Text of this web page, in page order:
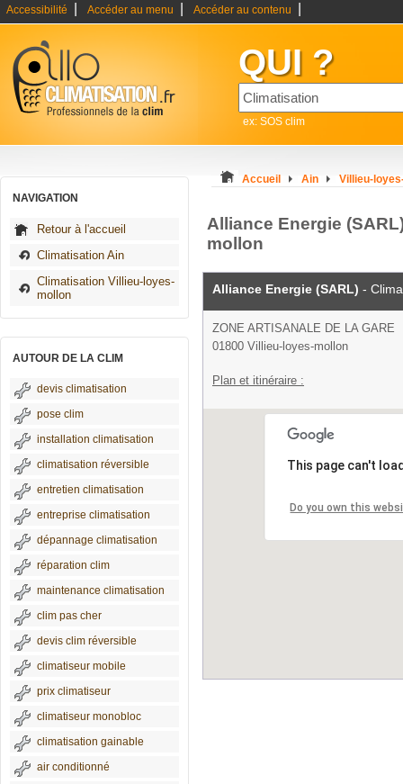
Accessibilité Accéder au menu Accéder au contenu
QUI ?
ex: SOS clim
NAVIGATION
Retour à l'accueil
Climatisation Ain
Climatisation Villieu-loyes-
mollon
AUTOUR DE LA CLIM
devis climatisation
pose clim
installation climatisation
climatisation réversible
entretien climatisation
entreprise climatisation
dépannage climatisation
réparation clim
maintenance climatisation
clim pas cher
devis clim réversible
climatiseur mobile
prix climatiseur
climatiseur monobloc
climatisation gainable
air conditionné
Accueil Ain Villieu-
Alliance Energie
mollon
Alliance Energie (SARL) -
ZONE ARTISANALE DE LA GARE
01800 Villieu-loyes-mollon
Plan et itinéraire :
This page can't
Do you own this